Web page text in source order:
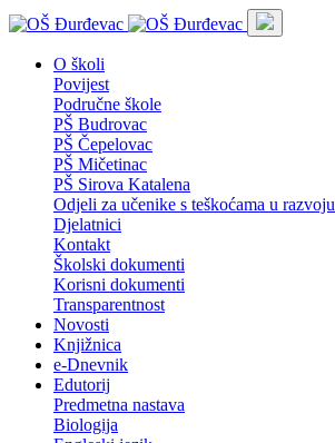
O školi
Povijest
Područne škole
PŠ Budrovac
PŠ Čepelovac
PŠ Mičetinac
PŠ Sirova Katalena
Odjeli za učenike s teškoćama u razvoju
Djelatnici
Kontakt
Školski dokumenti
Korisni dokumenti
Transparentnost
Novosti
Knjižnica
e-Dnevnik
Edutorij
Predmetna nastava
Biologija